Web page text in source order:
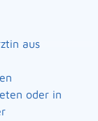
aus
oder in